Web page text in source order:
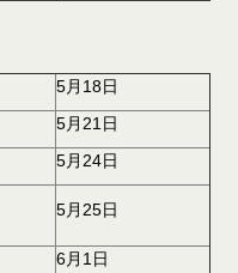
5月18日
5月21日
5月24日
5月25日
6月1日